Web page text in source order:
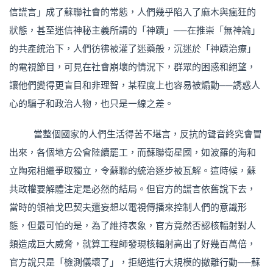
信謊言」成了蘇聯社會的常態，人們幾乎陷入了麻木與瘋狂的
狀態，甚至迷信神秘主義所謂的「神蹟」──在推崇「無神論」
的共產統治下，人們彷彿被灌了迷藥般，沉迷於「神蹟治療」
的電視節目，可見在社會崩壞的情況下，群眾的困惑和絕望，
讓他們變得更盲目和非理智，某程度上也容易被煽動──誘惑人
心的騙子和政治人物，也只是一線之差。
當整個國家的人們生活得苦不堪言，反抗的聲音終究會冒
出來，各個地方公會陸續罷工，而蘇聯衛星國，如波羅的海和
立陶宛相繼爭取獨立，令蘇聯的統治逐步被瓦解。這時候，蘇
共政權要解體注定是必然的結局。但官方的謊言依舊說下去，
當時的領袖戈巴契夫還妄想以電視傳播來控制人們的意識形
態，但最可怕的是，為了維持表象，官方竟然否認核輻射對人
類造成巨大威脅，就算工程師發現核輻射高出了好幾百萬倍，
官方說只是「檢測儀壞了」，拒絕進行大規模的撤離行動──蘇